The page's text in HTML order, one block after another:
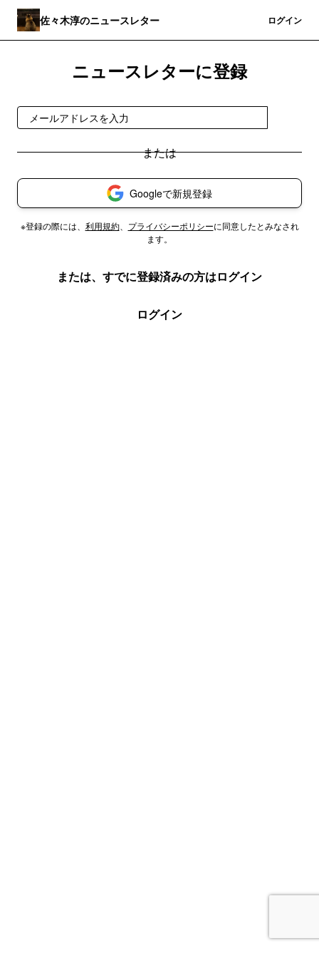
佐々木淳のニュースレター ログイン
ニュースレターに登録
Googleで新規登録
※登録の際には、 利用規約、 プライバシーポリシーに同意したとみなされ
ます。
または、すでに登録済みの方はログイン
ログイン